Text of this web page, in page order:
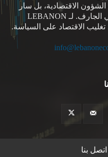
الاقتصادية، بل سار
والاقتصاد في التيار السياسي الجارف. لـ LEBANON
اتصل بنا